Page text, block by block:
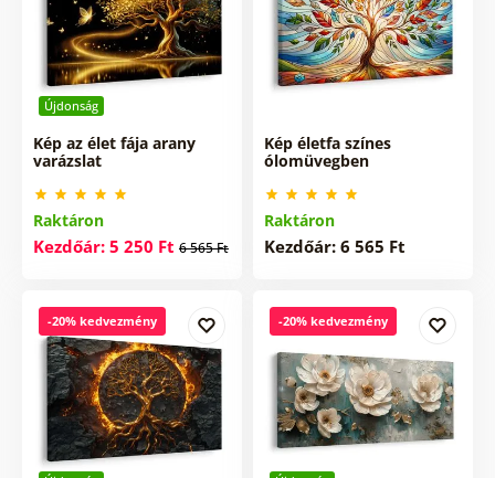
Újdonság
Kép az élet fája arany
varázslat
Raktáron
Kezdőár: 5 250 Ft 6 565 Ft
Kép életfa színes
ólomüvegben
Raktáron
Kezdőár: 6 565 Ft
-20% kedvezmény -20% kedvezmény